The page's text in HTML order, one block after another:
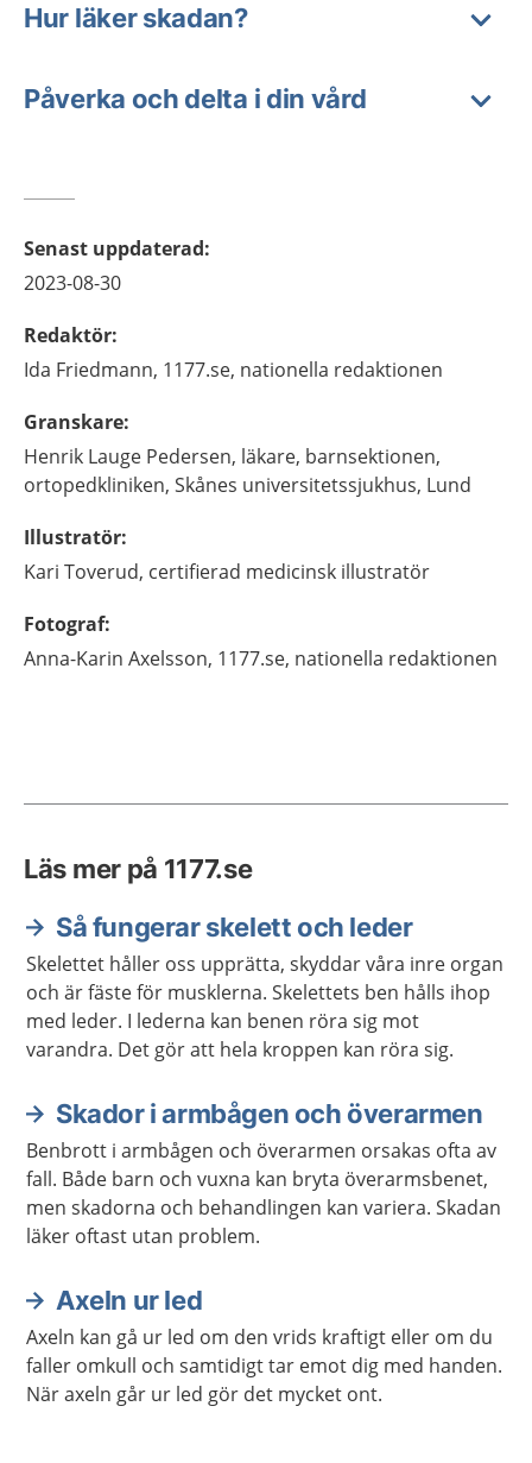
Hur läker skadan?
Påverka och delta i din vård
Senast uppdaterad:
2023-08-30
Redaktör:
Ida Friedmann, 1177.se, nationella redaktionen
Granskare:
Henrik Lauge Pedersen, läkare, barnsektionen,
ortopedkliniken, Skånes universitetssjukhus, Lund
Illustratör:
Kari Toverud, certifierad medicinsk illustratör
Fotograf:
Anna-Karin Axelsson, 1177.se, nationella redaktionen
Läs mer på 1177.se
Så fungerar skelett och leder
Skelettet håller oss upprätta, skyddar våra inre organ
och är fäste för musklerna. Skelettets ben hålls ihop
med leder. I lederna kan benen röra sig mot
varandra. Det gör att hela kroppen kan röra sig.
Skador i armbågen och överarmen
Benbrott i armbågen och överarmen orsakas ofta av
fall. Både barn och vuxna kan bryta överarmsbenet,
men skadorna och behandlingen kan variera. Skadan
läker oftast utan problem.
Axeln ur led
Axeln kan gå ur led om den vrids kraftigt eller om du
faller omkull och samtidigt tar emot dig med handen.
När axeln går ur led gör det mycket ont.